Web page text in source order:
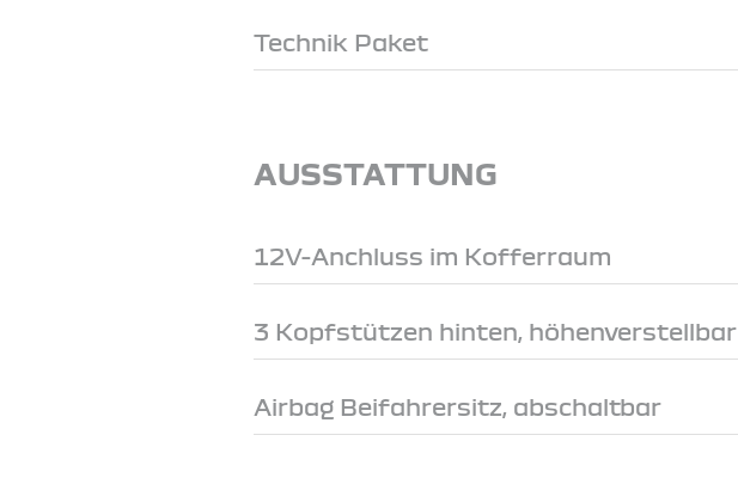
Technik Paket
AUSSTATTUNG
12V-Anchluss im Kofferraum
3 Kopfstützen hinten, höhenverstellbar
Airbag Beifahrersitz, abschaltbar